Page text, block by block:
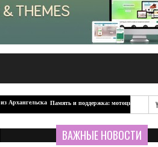
Память и поддержка: мотоцикл для бойцов-
ВАЖНЫЕ НОВОСТИ